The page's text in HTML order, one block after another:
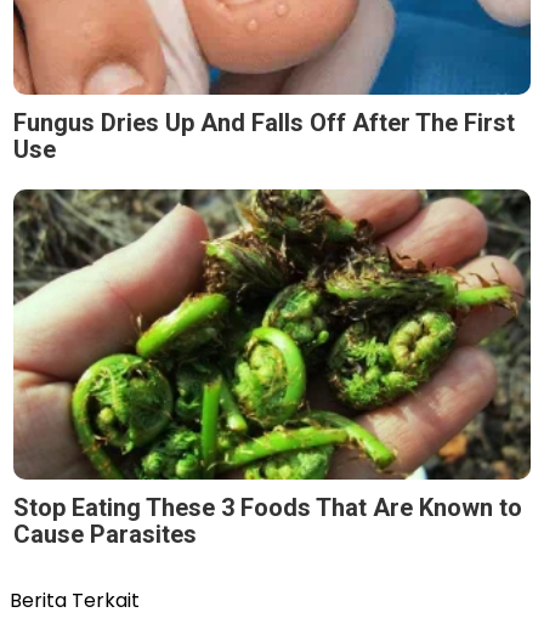
Fungus Dries Up And Falls Off After The First
Use
Stop Eating These 3 Foods That Are Known to
Cause Parasites
Berita Terkait